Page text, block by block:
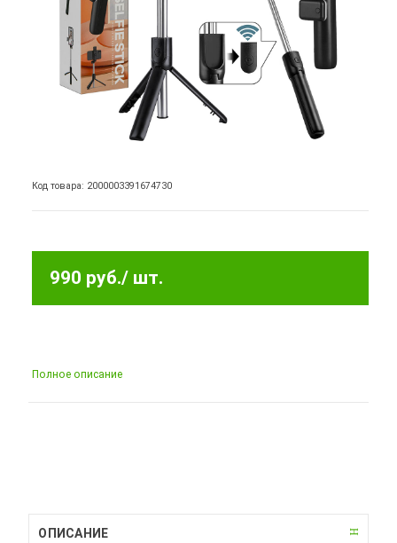
Код товара: 2000003391674730
990 руб./ шт.
Полное описание
ОПИСАНИЕ